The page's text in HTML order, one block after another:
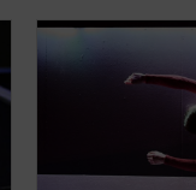
skip_media_container